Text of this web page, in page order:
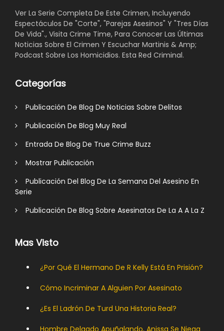
Ver La Serie Completa De Este Crimen, Incluyendo
Espectáculos De "Corte", "Parejas Asesinos" Y "Tres Días
De Vida"., Visita Crime Time, Para Conocer Las Últimas
Noticias Sobre El Crimen Y Escuchar Martinis & Amp;
Podcast Sobre Los Homicidios. Esta Red Criminal.
Categorías
Publicación De Blog De Noticias Sobre Delitos
Publicación De Blog Muy Real
Entrada De Blog De True Crime Buzz
Mostrar Publicación
Publicación Del Blog De La Semana Del Asesino En
Serie
Publicación De Blog Sobre Asesinatos De La A A La Z
Mas Visto
¿Por Qué El Hermano De R Kelly Está En Prisión?
Cómo Incriminar A Alguien Por Asesinato
¿Es El Ladrón De Turd Una Historia Real?
Hombre Delgado Apuñalando, Anissa Se Niega